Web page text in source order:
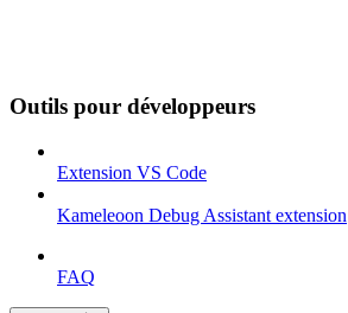
Outils pour développeurs
Extension VS Code
Kameleoon Debug Assistant extension
FAQ